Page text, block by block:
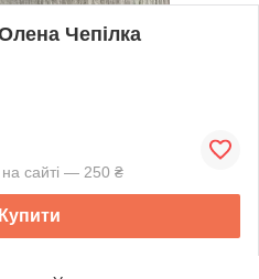
Чепілка
сайті — 250 ₴
Купити